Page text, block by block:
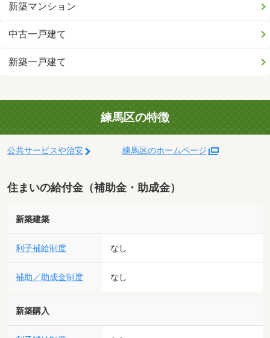
新築マンション
中古一戸建て
新築一戸建て
練馬区の特徴
公共サービスや治安 練馬区のホームページ
住まいの給付金（補助金・助成金）
新築建築
利子補給制度 なし
補助／助成金制度 なし
新築購入